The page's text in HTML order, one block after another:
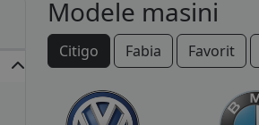
Modele masini
Citigo Fabia Favorit